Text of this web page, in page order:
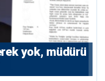
yok, müdürü